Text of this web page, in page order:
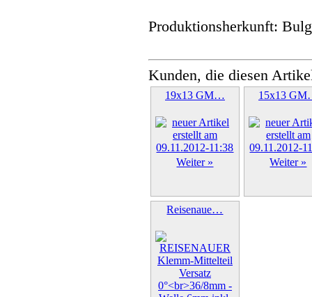
Produktionsherkunft:
Kunden, die diesen
19x13 GM…
Weiter »
15x13
Weiter »
Reisenaue…